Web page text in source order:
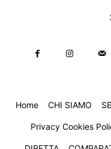
Home CHI SIAMO
Privacy Cookies